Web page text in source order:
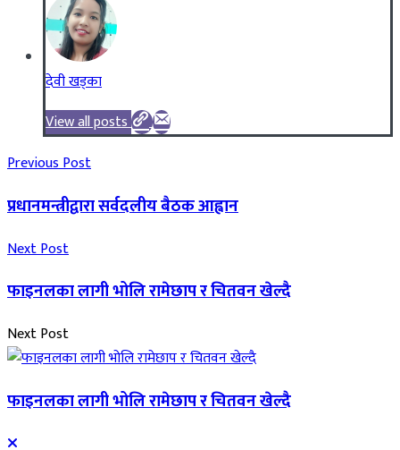
देवी खड्का
View all posts
Previous Post
प्रधानमन्त्रीद्वारा सर्वदलीय बैठक आह्वान
Next Post
फाइनलका लागी भोलि रामेछाप र चितवन खेल्दै
Next Post
फाइनलका लागी भोलि रामेछाप र चितवन खेल्दै